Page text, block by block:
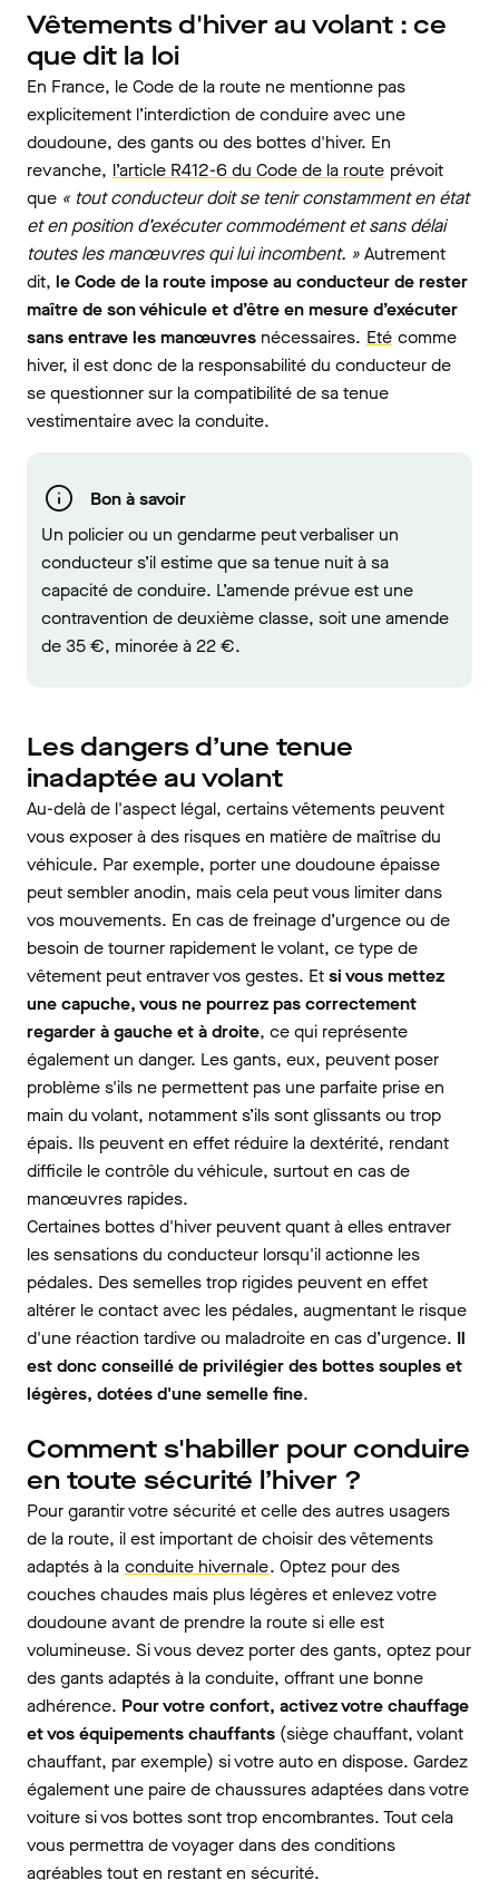
Vêtements d'hiver au volant : ce
que dit la loi
En France, le Code de la route ne mentionne pas
explicitement l’interdiction de conduire avec une
doudoune, des gants ou des bottes d'hiver. En
revanche, l’article R412-6 du Code de la route prévoit
que « tout conducteur doit se tenir constamment en état
et en position d’exécuter commodément et sans délai
toutes les manœuvres qui lui incombent. »Autrement
dit, le Code de la route impose au conducteur de rester
maître de son véhicule et d’être en mesure d’exécuter
sans entrave les manœuvres nécessaires. Eté comme
hiver, il est donc de la responsabilité du conducteur de
se questionner sur la compatibilité de sa tenue
vestimentaire avec la conduite.
Bon à savoir
Un policier ou un gendarme peut verbaliser un
conducteur s’il estime que sa tenue nuit à sa
capacité de conduire. L’amende prévue est une
contravention de deuxième classe, soit une amende
de 35 €, minorée à 22 €.
Les dangers d’une tenue
inadaptée au volant
Au-delà de l'aspect légal, certains vêtements peuvent
vous exposer à des risques en matière de maîtrise du
véhicule. Par exemple, porter une doudoune épaisse
peut sembler anodin, mais cela peut vous limiter dans
vos mouvements. En cas de freinage d’urgence ou de
besoin de tourner rapidement le volant, ce type de
vêtement peut entraver vos gestes. Etsi vous mettez
une capuche, vous ne pourrez pas correctement
regarder à gauche et à droite, ce qui représente
également un danger. Les gants, eux, peuvent poser
problème s'ils ne permettent pas une parfaite prise en
main du volant, notamment s’ils sont glissants ou trop
épais. Ils peuvent en effet réduire la dextérité, rendant
difficile le contrôle du véhicule, surtout en cas de
manœuvres rapides.
Certaines bottes d'hiver peuvent quant à elles entraver
les sensations du conducteur lorsqu'il actionne les
pédales. Des semelles trop rigides peuvent en effet
altérer le contact avec les pédales, augmentant le risque
d'une réaction tardive ou maladroite en cas d’urgence. Il
est donc conseillé de privilégier des bottes souples et
légères, dotées d'une semelle fine.
Comment s'habiller pour conduire
en toute sécurité l’hiver ?
Pour garantir votre sécurité et celle des autres usagers
de la route, il est important de choisir des vêtements
adaptés à la conduite hivernale. Optez pour des
couches chaudes mais plus légères et enlevez votre
doudoune avant de prendre la route si elle est
volumineuse. Si vous devez porter des gants, optez pour
des gants adaptés à la conduite, offrant une bonne
adhérence. Pour votre confort, activez votre chauffage
et vos équipements chauffants (siège chauffant, volant
chauffant, par exemple) si votre auto en dispose. Gardez
également une paire de chaussures adaptées dans votre
voiture si vos bottes sont trop encombrantes. Tout cela
vous permettra de voyager dans des conditions
agréables tout en restant en sécurité.